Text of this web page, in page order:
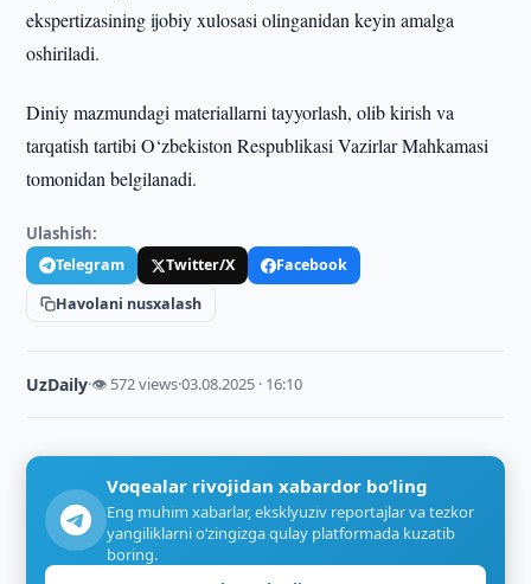
ekspertizasining ijobiy xulosasi olinganidan keyin amalga
oshiriladi.
Diniy mazmundagi materiallarni tayyorlash, olib kirish va
tarqatish tartibi O‘zbekiston Respublikasi Vazirlar Mahkamasi
tomonidan belgilanadi.
Ulashish:
Telegram Twitter/X
Facebook
Havolani nusxalash
UzDaily·👁 572 views·03.08.2025 · 16:10
Voqealar rivojidan xabardor bo‘ling
Eng muhim xabarlar, eksklyuziv reportajlar va tezkor
yangiliklarni o‘zingizga qulay platformada kuzatib
boring.